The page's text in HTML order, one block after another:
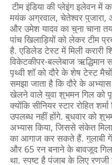
टीम इंडिया की प्लेइंग इलेवन में
मयंक अग्रवाल, चेतेश्वर पुजारा,
और उमेश यादव का चुना चाना
पांच खिलाड़ियों को लेकर टीम
है.एडिलेड टेस्ट में मिली करारी
विकेटकीपर-बल्लेबाज ऋद्धिमान
पृथ्वी शॉ को दौरे के शेष टेस्ट
समझा जाता है कि दौरे के अभ्यास
खेलने वाले युवा शुभमन गिल को
क्योंकि सीनियर स्टार रोहित
उपलब्ध नहीं होंगे.बुधवार को
अभ्यास किया, जिससे संकेत
का आगाज कर सकते हैं. गुलाबी
और 65 रन बनाने के बावजूद
था. स्पष्ट है पंजाब के लिए